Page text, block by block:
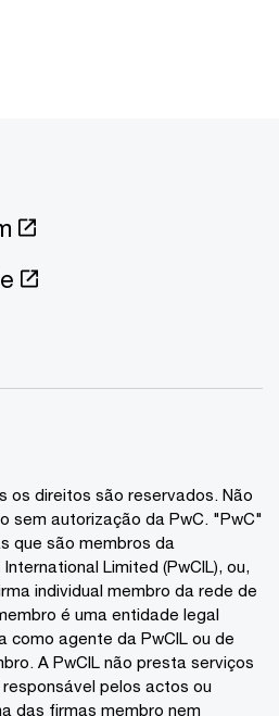
os direitos são reservados. Não
sem autorização da PwC. "PwC"
que são membros da
Limited (PwCIL), ou,
individual membro da rede de
é uma entidade legal
como agente da PwCIL ou de
A PwCIL não presta serviços
pelos actos ou
das firmas membro nem